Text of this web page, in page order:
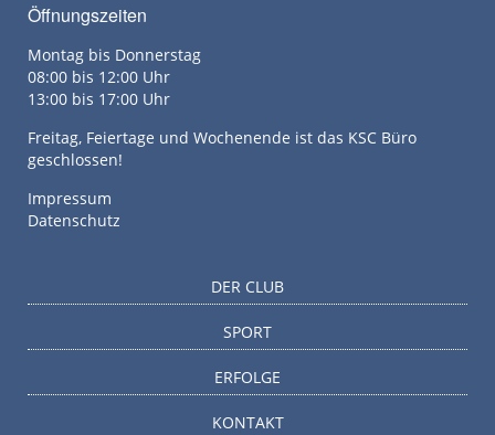
Öffnungszeiten
Montag bis Donnerstag
08:00 bis 12:00 Uhr
13:00 bis 17:00 Uhr
Freitag, Feiertage und Wochenende ist das KSC Büro
geschlossen!
Impressum
Datenschutz
DER CLUB
SPORT
ERFOLGE
KONTAKT